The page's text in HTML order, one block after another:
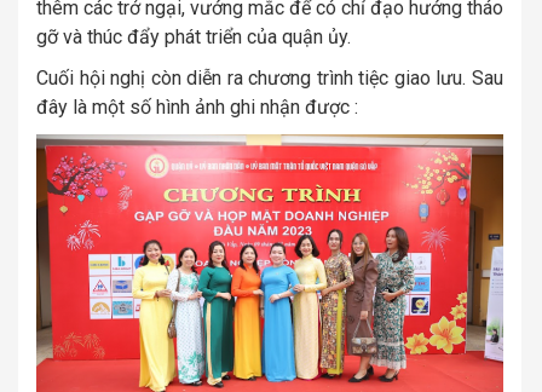
thêm các trở ngại, vướng mắc để có chỉ đạo hướng tháo
gỡ và thúc đẩy phát triển của quận ủy.
Cuối hội nghị còn diễn ra chương trình tiệc giao lưu. Sau
đây là một số hình ảnh ghi nhận được :